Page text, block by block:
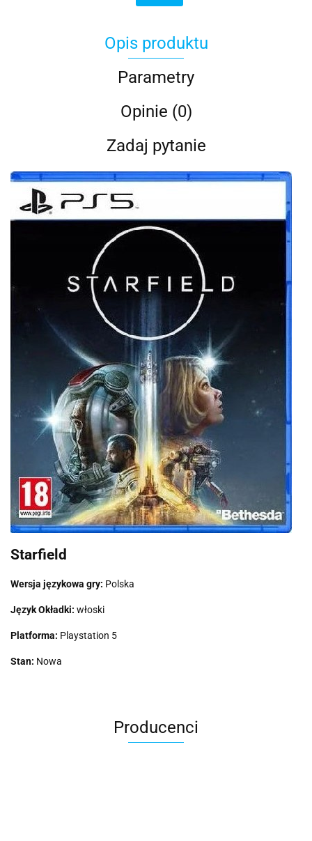
Opis produktu
Parametry
Opinie (0)
Zadaj pytanie
Starfield
Wersja językowa gry: Polska
Język Okładki: włoski
Platforma: Playstation 5
Stan: Nowa
Producenci